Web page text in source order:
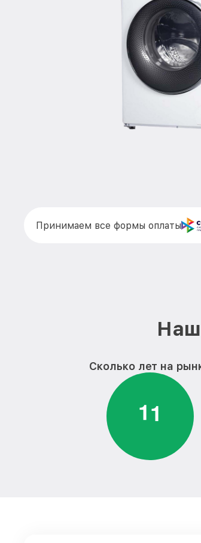
Принимаем все формы оплаты
Наш
Сколько лет на
11